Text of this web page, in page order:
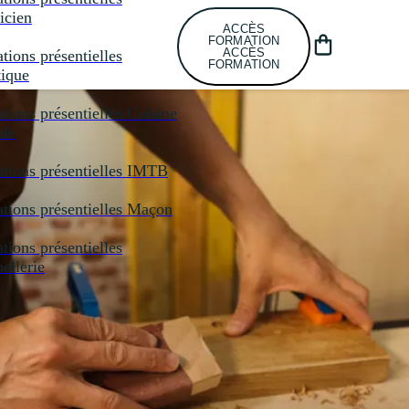
présentielles
présentielles Cuisine
présentielles IMTB
présentielles Maçon
présentielles
ACCÈS
FORMATION
ACCÈS
FORMATION